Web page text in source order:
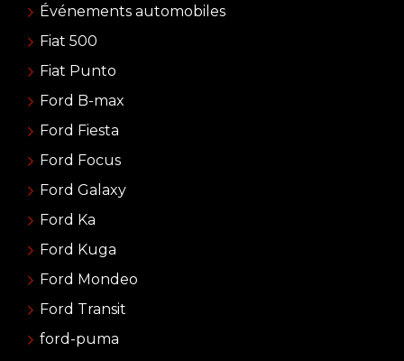
Événements automobiles
Fiat 500
Fiat Punto
Ford B-max
Ford Fiesta
Ford Focus
Ford Galaxy
Ford Ka
Ford Kuga
Ford Mondeo
Ford Transit
ford-puma